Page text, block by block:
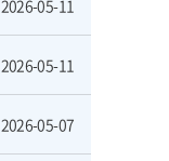
2026-05-11
2026-05-11
2026-05-07